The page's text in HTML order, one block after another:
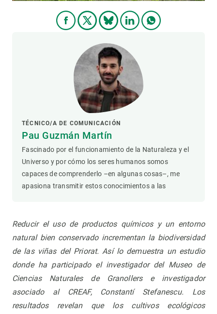
TÉCNICO/A DE COMUNICACIÓN
Pau Guzmán Martín
Fascinado por el funcionamiento de la Naturaleza y el
Universo y por cómo los seres humanos somos
capaces de comprenderlo –en algunas cosas–, me
apasiona transmitir estos conocimientos a las
Reducir el uso de productos químicos y un entorno
natural bien conservado incrementan la biodiversidad
de las viñas del Priorat. Así lo demuestra un estudio
donde ha participado el investigador del Museo de
Ciencias Naturales de Granollers e investigador
asociado al CREAF, Constantí Stefanescu. Los
resultados revelan que los cultivos ecológicos